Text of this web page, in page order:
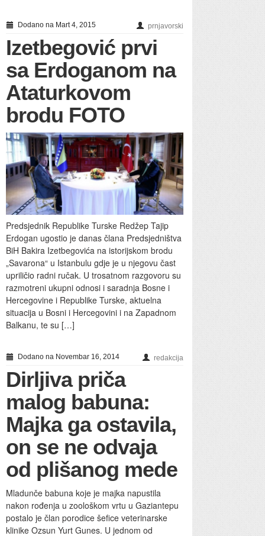
Dodano na Mart 4, 2015 prnjavorski
Izetbegović prvi
sa Erdoganom na
Ataturkovom
brodu FOTO
Predsjednik Republike Turske Redžep Tajip
Erdogan ugostio je danas člana Predsjedništva
BiH Bakira Izetbegovića na istorijskom brodu
„Savarona“ u Istanbulu gdje je u njegovu čast
upriličio radni ručak. U trosatnom razgovoru su
razmotreni ukupni odnosi i saradnja Bosne i
Hercegovine i Republike Turske, aktuelna
situacija u Bosni i Hercegovini i na Zapadnom
Balkanu, te su […]
Dodano na Novembar 16, 2014 redakcija
Dirljiva priča
malog babuna:
Majka ga ostavila,
on se ne odvaja
od plišanog mede
Mladunče babuna koje je majka napustila
nakon rođenja u zoološkom vrtu u Gaziantepu
postalo je član porodice šefice veterinarske
klinike Ozsun Yurt Gunes. U jednom od